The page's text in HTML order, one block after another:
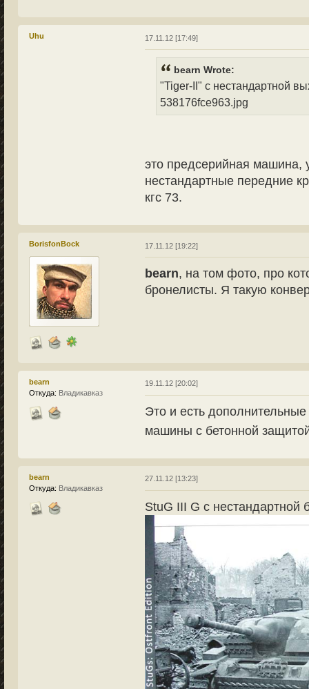
Uhu 17.11.12 [17:49]
bearn Wrote:
"Tiger-II" с нестандартной
538176fce963.jpg
это предсерийная машина,
нестандартные передние
кгс 73.
BorisfonBock 17.11.12 [19:22]
bearn, на том фото, про
бронелисты. Я такую
bearn
Откуда: Владикавказ
19.11.12 [20:02]
Это и есть
машины с бетонной
bearn
Откуда: Владикавказ
27.11.12 [13:23]
StuG III G с нестандартной